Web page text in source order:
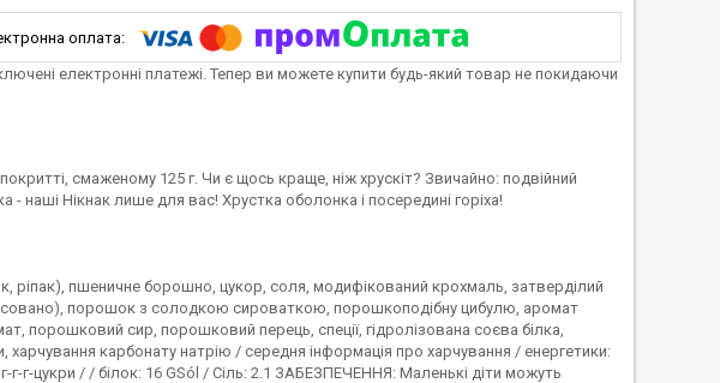
електронні платежі. Тепер ви можете купити будь-який товар не покидаючи
смаженому 125 г. Чи є щось краще, ніж хрускіт? Звичайно: подвійний
наші Нікнак лише для вас! Хрустка оболонка і посередині горіха!
ріпак), пшеничне борошно, цукор, соля, модифікований крохмаль, затверділий
порошок з солодкою сироваткою, порошкоподібну цибулю, аромат
порошковий сир, порошковий перець, спеції, гідролізована соєва білка,
карбонату натрію / середня інформація про харчування / енергетики:
г-г-цукри / / білок: 16 GSól / Сіль: 2.1 ЗАБЕЗПЕЧЕННЯ: Маленькі діти можуть